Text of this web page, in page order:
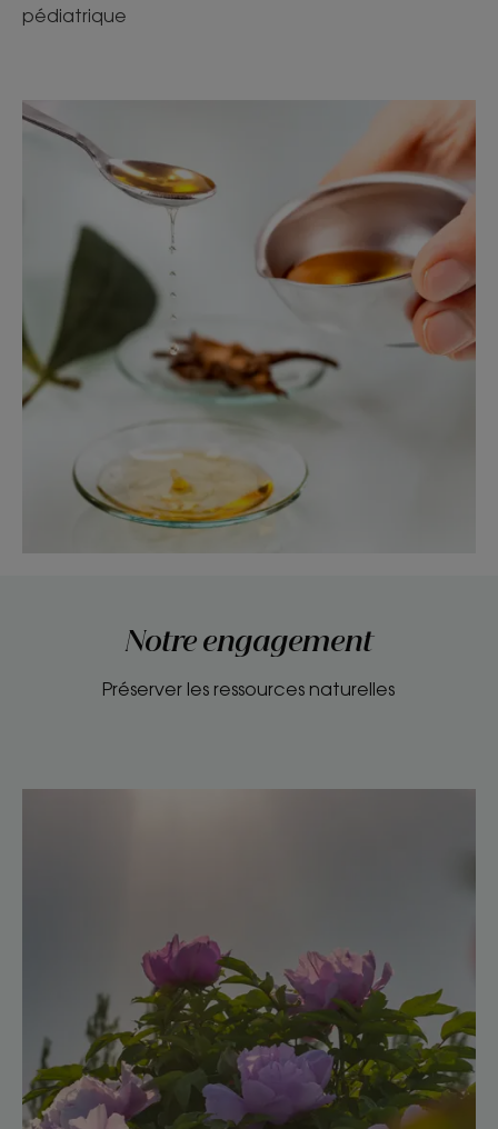
pédiatrique
Notre engagement
Préserver les ressources naturelles